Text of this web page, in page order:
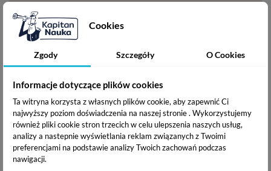
• rozwój samodzielności.
Autorzy
językowego, metodyk, certyfikowany nauczyciel pedagogiki
Marii Montessori, lektor języka angielskiego i niemieckiego.
Śledź Kapitana na Instagramie: @kapitan_nauka
Ma logo 'CE'; Ryzyko połknięcia małych elementów. Przed
Cookies
Zgody Szczegóły O Cookies
Informacje dotyczące plików cookies
Ta witryna korzysta z własnych plików cookie, aby zapewnić Ci
najwyższy poziom doświadczenia na naszej stronie . Wykorzystujemy
również pliki cookie stron trzecich w celu ulepszenia naszych usług,
analizy a nastepnie wyświetlania reklam związanych z Twoimi
preferencjami na podstawie analizy Twoich zachowań podczas
nawigacji.